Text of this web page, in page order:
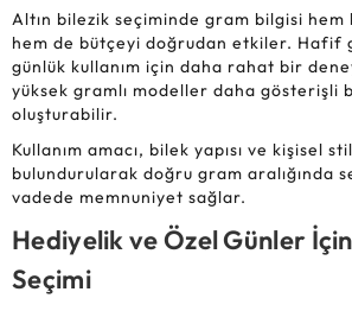
Altın bilezik seçiminde gram bilgisi hem
hem de bütçeyi doğrudan etkiler. Hafif
günlük kullanım için daha rahat bir
yüksek gramlı modeller daha gösterişli
oluşturabilir.
Kullanım amacı, bilek yapısı ve kişisel
bulundurularak doğru gram aralığında
vadede memnuniyet sağlar.
Hediyelik ve Özel Günler
Seçimi